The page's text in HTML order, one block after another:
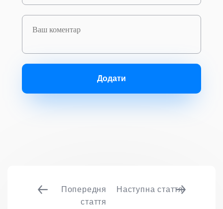
Додати
Попередня
стаття
Наступна стаття